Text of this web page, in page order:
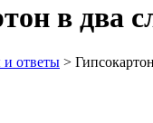
в два
ответы >